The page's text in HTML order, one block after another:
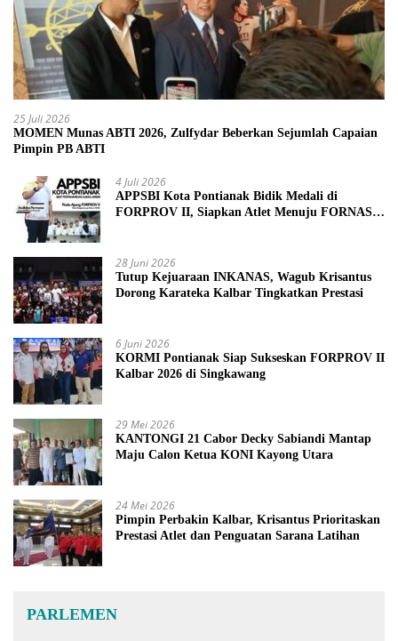
25 Juli 2026
MOMEN Munas ABTI 2026, Zulfydar Beberkan Sejumlah Capaian
Pimpin PB ABTI
4 Juli 2026
APPSBI Kota Pontianak Bidik Medali di
FORPROV II, Siapkan Atlet Menuju FORNAS
28 Juni 2026
Tutup Kejuaraan INKANAS, Wagub Krisantus
Dorong Karateka Kalbar Tingkatkan Prestasi
6 Juni 2026
KORMI Pontianak Siap Sukseskan FORPROV II
Kalbar 2026 di Singkawang
29 Mei 2026
KANTONGI 21 Cabor Decky Sabiandi Mantap
Maju Calon Ketua KONI Kayong Utara
24 Mei 2026
Pimpin Perbakin Kalbar, Krisantus Prioritaskan
Prestasi Atlet dan Penguatan Sarana Latihan
PARLEMEN